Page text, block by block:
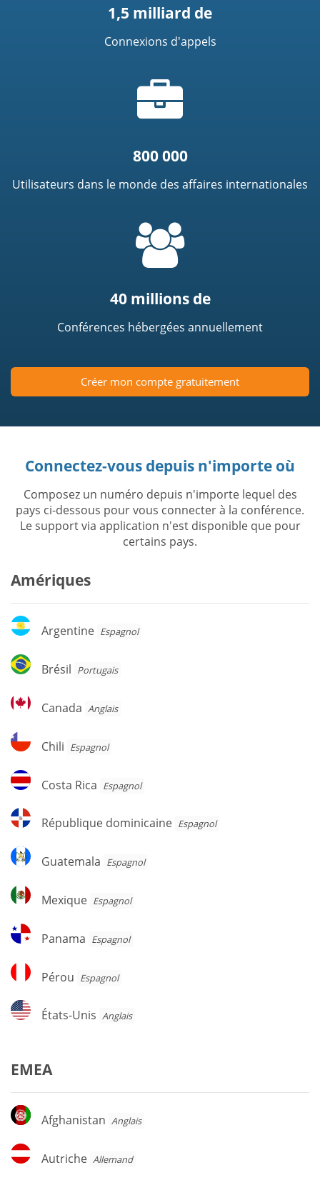
1,5 milliard de
Connexions d'appels
de
mallette
800 000
Utilisateurs dans le monde des affaires internationales
40 millions de
Conférences hébergées annuellement
Créer mon compte gratuitement
Connectez-vous depuis n'importe où
Composez un numéro depuis n'importe lequel des
pays ci-dessous pour vous connecter à la conférence.
Le support via application n'est disponible que pour
certains pays.
Amériques
Argentine
Argentine Espagnol
Brésil
Brésil Portugais
Canada
Canada Anglais
Chili
Chili Espagnol
Costa
Rica
Costa Rica Espagnol
République
dominicaine
République dominicaine Espagnol
Guatemala
Guatemala Espagnol
Mexique
Mexique Espagnol
Panama
Panama Espagnol
Pérou
Pérou Espagnol
États-
Unis
États-Unis Anglais
EMEA
Afghanistan
Afghanistan Anglais
Autriche
Autriche Allemand